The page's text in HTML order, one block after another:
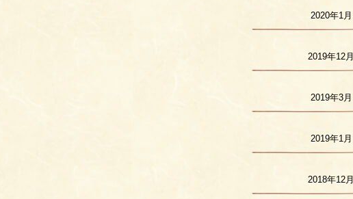
2020年1月
2019年12月
2019年3月
2019年1月
2018年12月